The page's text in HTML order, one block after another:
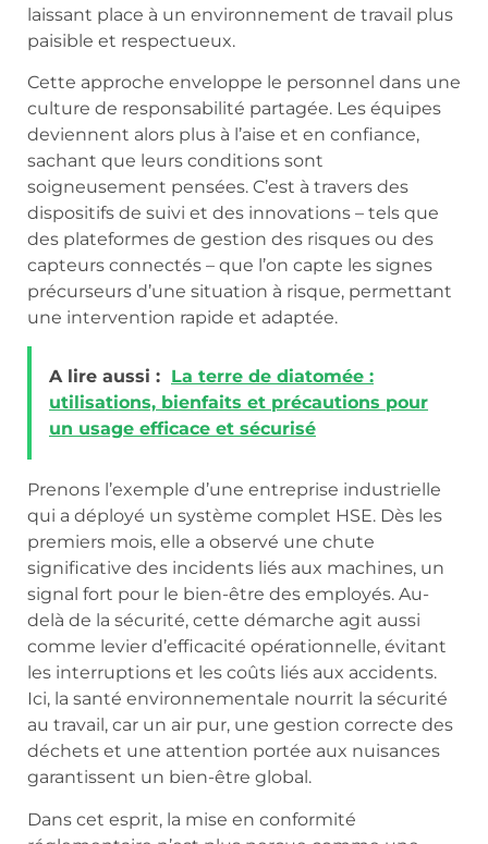
laissant place à un environnement de travail plus
paisible et respectueux.
Cette approche enveloppe le personnel dans une
culture de responsabilité partagée. Les équipes
deviennent alors plus à l’aise et en confiance,
sachant que leurs conditions sont
soigneusement pensées. C’est à travers des
dispositifs de suivi et des innovations – tels que
des plateformes de gestion des risques ou des
capteurs connectés – que l’on capte les signes
précurseurs d’une situation à risque, permettant
une intervention rapide et adaptée.
A lire aussi : La terre de diatomée :
utilisations, bienfaits et précautions pour
un usage efficace et sécurisé
Prenons l’exemple d’une entreprise industrielle
qui a déployé un système complet HSE. Dès les
premiers mois, elle a observé une chute
significative des incidents liés aux machines, un
signal fort pour le bien-être des employés. Au-
delà de la sécurité, cette démarche agit aussi
comme levier d’efficacité opérationnelle, évitant
les interruptions et les coûts liés aux accidents.
Ici, la santé environnementale nourrit la sécurité
au travail, car un air pur, une gestion correcte des
déchets et une attention portée aux nuisances
garantissent un bien-être global.
Dans cet esprit, la mise en conformité